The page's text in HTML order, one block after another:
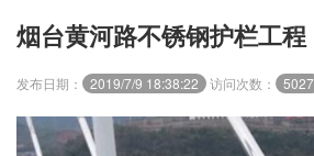
烟台黄河路不锈钢护栏工程
发布日期： 2019/7/9 18:38:22 访问次数： 5027